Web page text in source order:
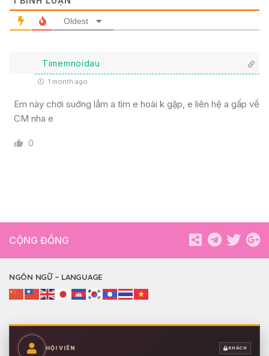
Oldest
Timemnoidau
1 month ago
Em này chơi suớng lắm a tìm e hoài k gặp, e liên hệ a gấp về
CM nha e
0
CỘNG ĐỒNG
NGÔN NGỮ – LANGUAGE
HỘI VIÊN KHÁCH